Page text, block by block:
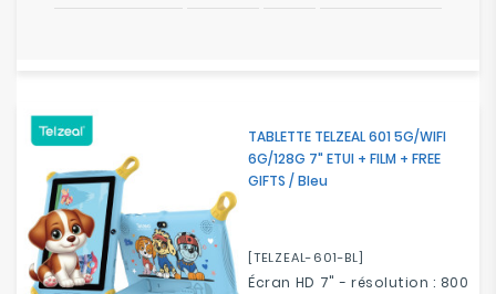
TABLETTE TELZEAL 601 5G/WIFI
6G/128G 7" ETUI + FILM + FREE
GIFTS / Bleu
[TELZEAL-601-BL]
Écran HD 7" - résolution : 800